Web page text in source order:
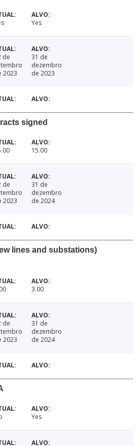
Yes
de
2023
31 de
dezembro
de 2023
signed
15.00
de
2023
31 de
dezembro
de 2024
lines and substations)
3.00
de
2023
31 de
dezembro
de 2024
Yes